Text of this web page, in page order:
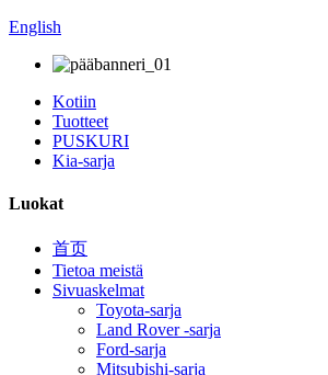
English
Kotiin
Tuotteet
PUSKURI
Kia-sarja
Luokat
首页
Tietoa meistä
Sivuaskelmat
Toyota-sarja
Land Rover -sarja
Ford-sarja
Mitsubishi-sarja